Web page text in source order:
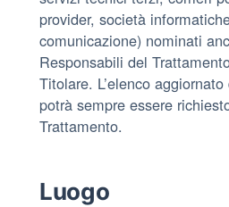
provider, società
comunicazione) nominati
Responsabili del
Titolare. L’elenco
potrà sempre essere
Trattamento.
Luogo